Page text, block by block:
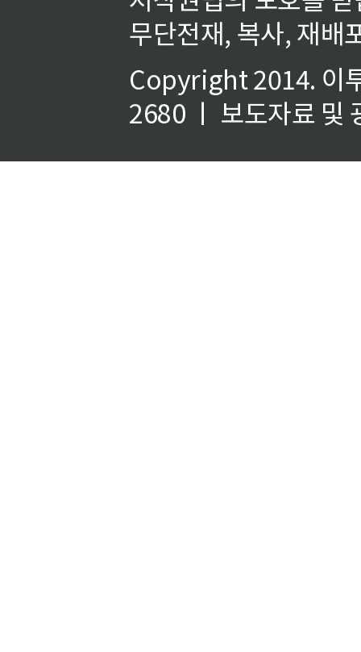
무단전재, 복사, 재배
Copyright 2014. 이
2680 ㅣ 보도자료